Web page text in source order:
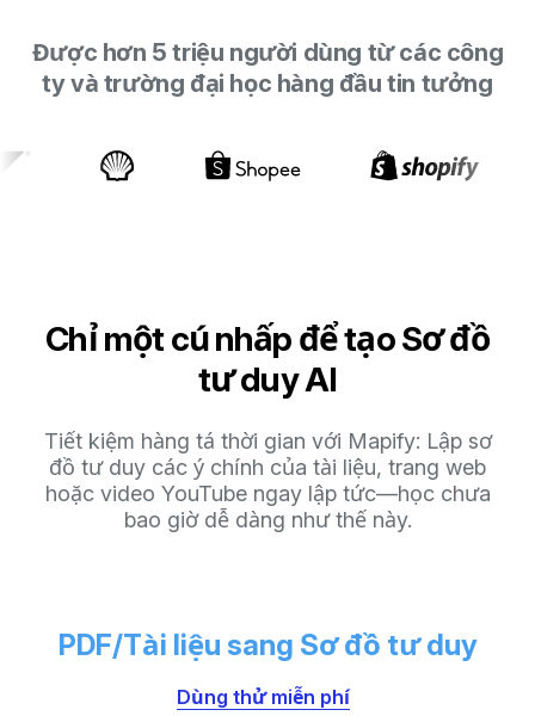
Được hơn 5 triệu người dùng từ các công
ty và trường đại học hàng đầu tin tưởng
Chỉ một cú nhấp để tạo Sơ đồ
tư duy AI
Tiết kiệm hàng tá thời gian với Mapify: Lập sơ
đồ tư duy các ý chính của tài liệu, trang web
hoặc video YouTube ngay lập tức—học chưa
bao giờ dễ dàng như thế này.
PDF/Tài liệu sang Sơ đồ tư duy
Dùng thử miễn phí